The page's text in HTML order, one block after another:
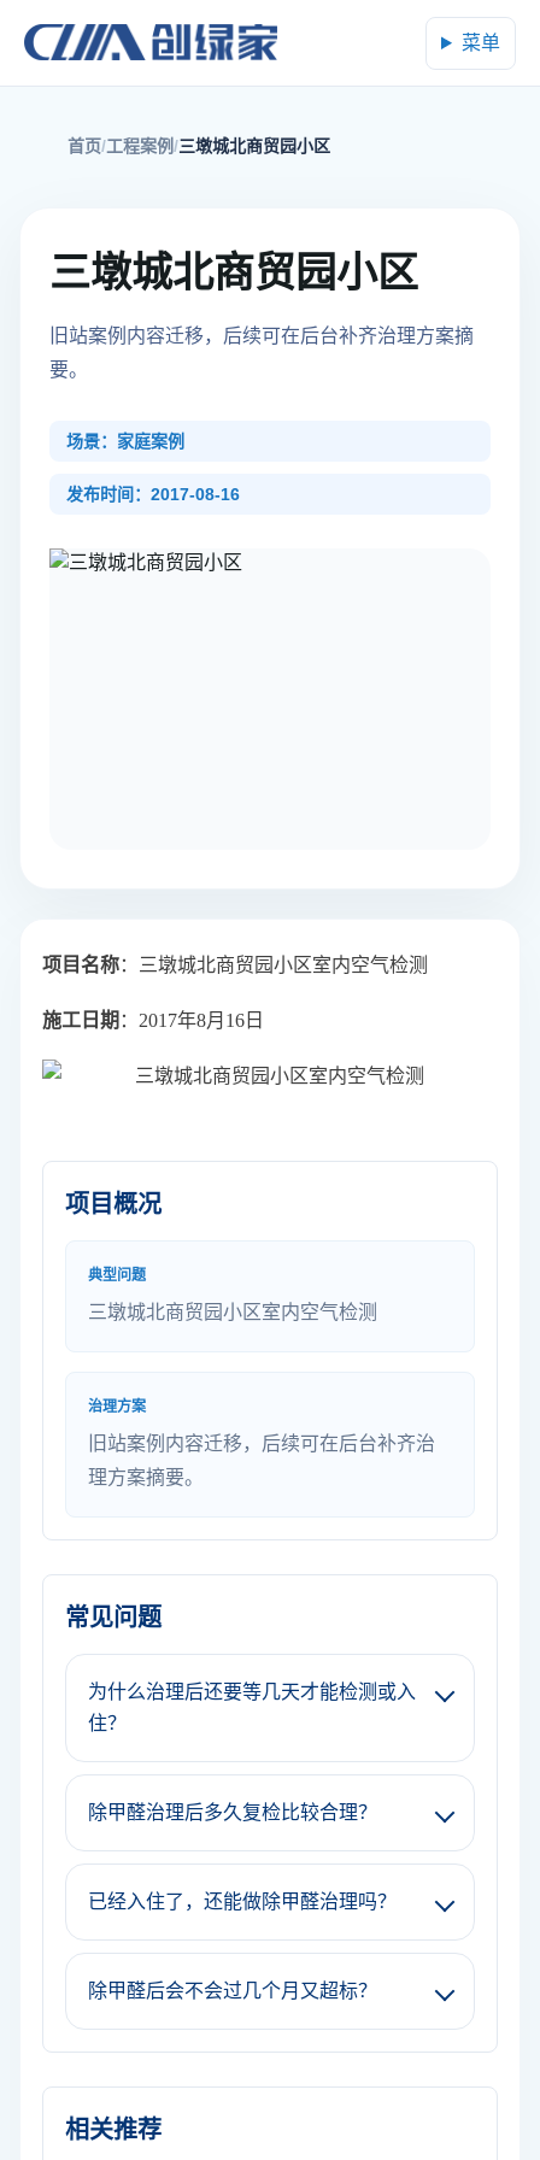
菜单
首页 工程案例 三墩城北商贸园小区
三墩城北商贸园小区
旧站案例内容迁移，后续可在后台补齐治理方案摘
要。
场景：家庭案例
发布时间：2017-08-16
项目名称：三墩城北商贸园小区室内空气检测
施工日期 ：2017年8月16日
项目概况
典型问题
三墩城北商贸园小区室内空气检测
治理方案
旧站案例内容迁移，后续可在后台补齐治
理方案摘要。
常见问题
为什么治理后还要等几天才能检测或入
住？
除甲醛治理后多久复检比较合理？
已经入住了，还能做除甲醛治理吗？
除甲醛后会不会过几个月又超标？
相关推荐